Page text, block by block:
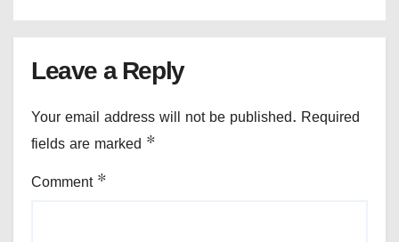
Leave a Reply
Your email address will not be published. Required
fields are marked *
Comment *